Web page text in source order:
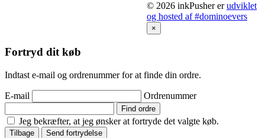
© 2026 inkPusher erudviklet
og hosted af #dominoevers
×
Fortryd dit køb
Indtast e-mail og ordrenummer for at finde din ordre.
E-mail Ordrenummer
Find ordre
Jeg bekræfter, at jeg ønsker at fortryde det valgte køb.
Tilbage Send fortrydelse